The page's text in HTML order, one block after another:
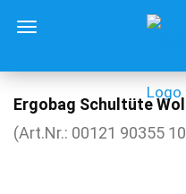
Ergobag Schultüte
(Art.Nr.: 00121 90355 10